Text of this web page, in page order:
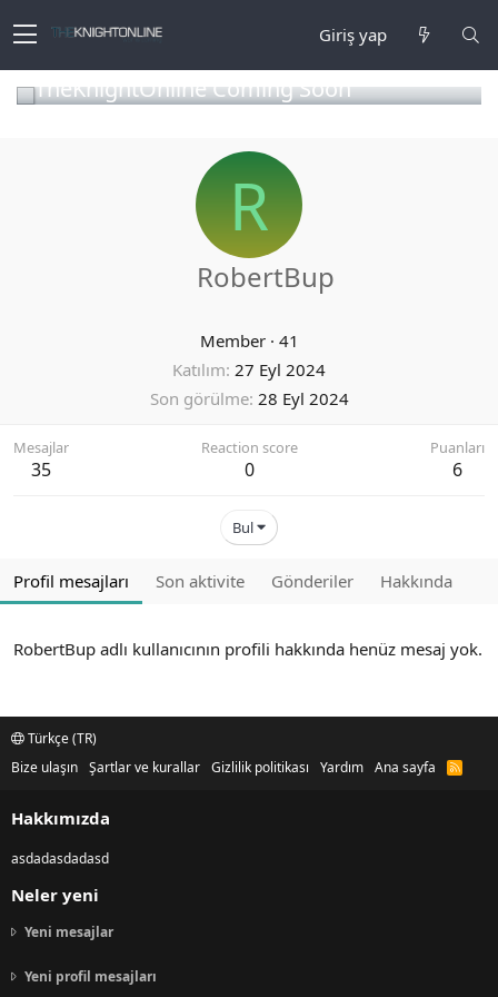
Giriş yap
TheKnightOnline Coming Soon
R
RobertBup
Member · 41
Katılım 27 Eyl 2024
Son görülme 28 Eyl 2024
Mesajlar
35
Reaction score
0
Puanları
6
Bul
Profil mesajları Son aktivite Gönderiler Hakkında
RobertBup adlı kullanıcının profili hakkında henüz mesaj yok.
Türkçe (TR)
Bize ulaşın Şartlar ve kurallar Gizlilik politikası Yardım Ana sayfa
R
Hakkımızda
asdadasdadasd
Neler yeni
Yeni mesajlar
Yeni profil mesajları